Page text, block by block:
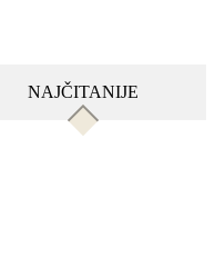
NAJČITANIJE